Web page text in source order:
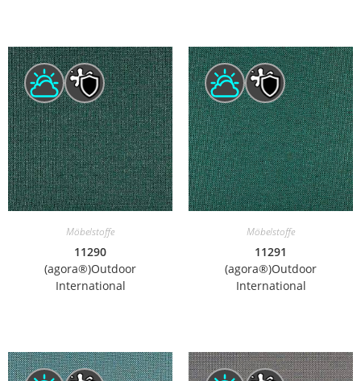
Möbelstoffe
11290
(agora®)Outdoor
International
Möbelstoffe
11291
(agora®)Outdoor
International